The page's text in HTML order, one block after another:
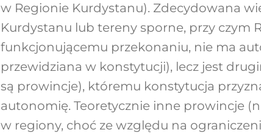
w Regionie Kurdystanu). Zdecydowana
Kurdystanu lub tereny sporne, przy czym
funkcjonującemu przekonaniu, nie ma
przewidziana w konstytucji), lecz jest
są prowincje), któremu konstytucja
autonomię. Teoretycznie inne prowincje
w regiony, choć ze względu na